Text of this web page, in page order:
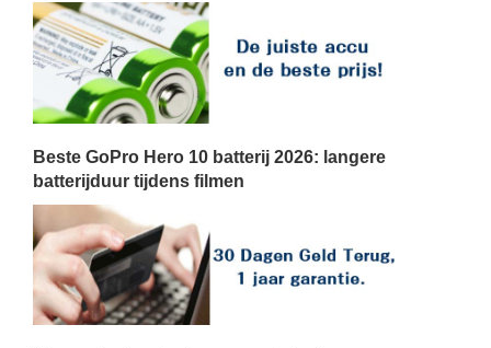
Beste GoPro Hero 10 batterij 2026: langere
batterijduur tijdens filmen